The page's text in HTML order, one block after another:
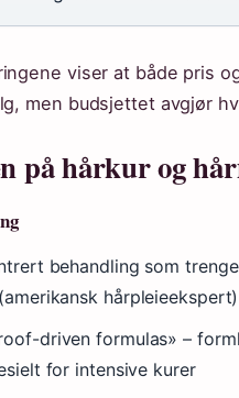
viser at både pris
men budsjettet avgjør
på hårkur og
behandling som
hårpleieekspert)
driven formulas» –
for intensive kurer